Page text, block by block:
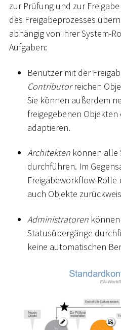
zur Prüfung und zur
des Freigabeprozesses
abhängig von ihrer System-
Aufgaben:
Benutzer mit der
Contributorreichen
Sie können außerdem
freigegebenen
adaptieren.
Architekten können alle
durchführen. Im
Freigabeworkflow-Rolle
auch Objekte
Administratoren
Statusübergänge
keine automatischen